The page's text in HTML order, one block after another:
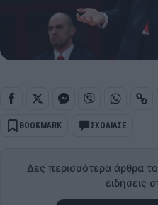
BOOKMARK ΣΧΟΛΙΑΣΕ
Δες περισσότερα άρθρα
ειδήσεις